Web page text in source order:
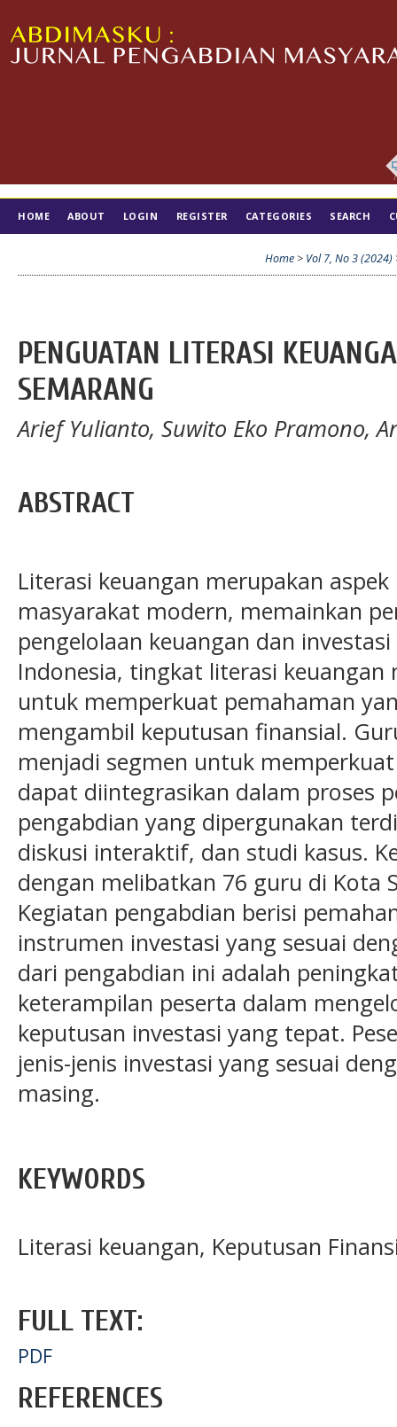
HOME ABOUT LOGIN REGISTER CATEGORIES SEARCH
Home > Vol 7, No 3 (2024)
PENGUATAN LITERASI
SEMARANG
Arief Yulianto, Suwito Eko Pramono,
ABSTRACT
Literasi keuangan merupakan
masyarakat modern, memainkan
pengelolaan keuangan dan
Indonesia, tingkat literasi
untuk memperkuat pemahaman
mengambil keputusan finansial.
menjadi segmen untuk
dapat diintegrasikan dalam proses
pengabdian yang dipergunakan
diskusi interaktif, dan studi kasus.
dengan melibatkan 76 guru di Kota
Kegiatan pengabdian berisi
instrumen investasi yang sesuai
dari pengabdian ini adalah
keterampilan peserta dalam
keputusan investasi yang tepat.
jenis-jenis investasi yang sesuai
masing.
KEYWORDS
Literasi keuangan, Keputusan
FULL TEXT:
PDF
REFERENCES